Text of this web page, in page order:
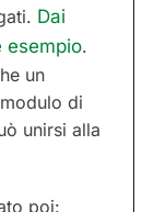
Dai
esempio.
un
di
unirsi alla
poi: